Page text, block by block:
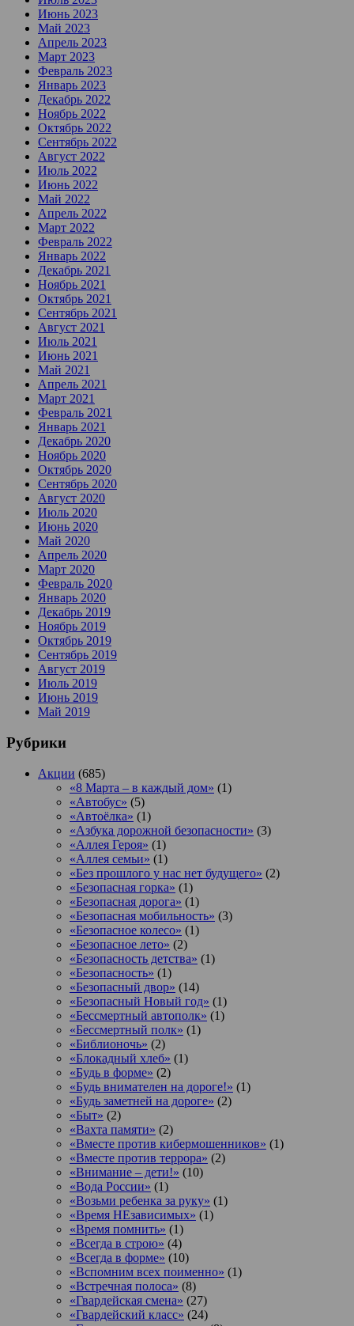
Июнь 2023
Май 2023
Апрель 2023
Март 2023
Февраль 2023
Январь 2023
Декабрь 2022
Ноябрь 2022
Октябрь 2022
Сентябрь 2022
Август 2022
Июль 2022
Июнь 2022
Май 2022
Апрель 2022
Март 2022
Февраль 2022
Январь 2022
Декабрь 2021
Ноябрь 2021
Октябрь 2021
Сентябрь 2021
Август 2021
Июль 2021
Июнь 2021
Май 2021
Апрель 2021
Март 2021
Февраль 2021
Январь 2021
Декабрь 2020
Ноябрь 2020
Октябрь 2020
Сентябрь 2020
Август 2020
Июль 2020
Июнь 2020
Май 2020
Апрель 2020
Март 2020
Февраль 2020
Январь 2020
Декабрь 2019
Ноябрь 2019
Октябрь 2019
Сентябрь 2019
Август 2019
Июль 2019
Июнь 2019
Май 2019
Рубрики
Акции (685)
«8 Марта – в каждый дом» (1)
«Автобус» (5)
«Автоёлка» (1)
«Азбука дорожной безопасности» (3)
«Аллея Героя» (1)
«Аллея семьи» (1)
«Без прошлого у нас нет будущего» (2)
«Безопасная горка» (1)
«Безопасная дорога» (1)
«Безопасная мобильность» (3)
«Безопасное колесо» (1)
«Безопасное лето» (2)
«Безопасность детства» (1)
«Безопасность» (1)
«Безопасный двор» (14)
«Безопасный Новый год» (1)
«Бессмертный автополк» (1)
«Бессмертный полк» (1)
«Библионочь» (2)
«Блокадный хлеб» (1)
«Будь в форме» (2)
«Будь внимателен на дороге!» (1)
«Будь заметней на дороге» (2)
«Быт» (2)
«Вахта памяти» (2)
«Вместе против кибермошенников» (1)
«Вместе против террора» (2)
«Внимание – дети!» (10)
«Вода России» (1)
«Возьми ребенка за руку» (1)
«Время НЕзависимых» (1)
«Время помнить» (1)
«Всегда в строю» (4)
«Всегда в форме» (10)
«Вспомним всех поименно» (1)
«Встречная полоса» (8)
«Гвардейская смена» (27)
«Гвардейский класс» (24)